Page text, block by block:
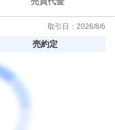
取引日： 2026/8/6
売約定